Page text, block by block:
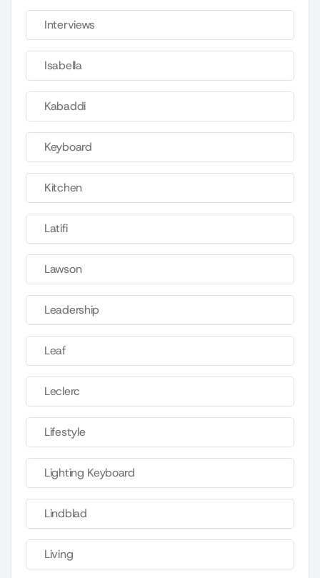
Interviews
Isabella
Kabaddi
Keyboard
Kitchen
Latifi
Lawson
Leadership
Leaf
Leclerc
Lifestyle
Lighting Keyboard
Lindblad
Living